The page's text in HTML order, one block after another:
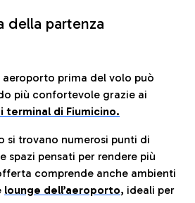
della partenza
prima del volo può
più confortevole grazie ai
terminal di Fiumicino.
si trovano numerosi punti di
spazi pensati per rendere più
comprende anche ambienti
lounge dell’aeroporto, ideali per